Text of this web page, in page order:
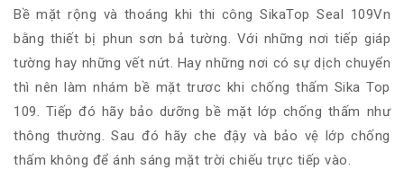
Bề mặt rộng và thoáng khi thi công SikaTop Seal 109Vn
bằng thiết bị phun sơn bả tường. Với những nơi tiếp giáp
tường hay những vết nứt. Hay những nơi có sự dịch chuyển
thì nên làm nhám bề mặt trươc khi chống thấm Sika Top
109. Tiếp đó hãy bảo dưỡng bề mặt lớp chống thấm như
thông thường. Sau đó hãy che đậy và bảo vệ lớp chống
thấm không để ánh sáng mặt trời chiếu trực tiếp vào.